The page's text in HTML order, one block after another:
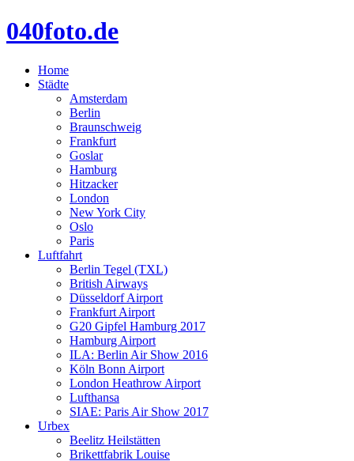
040foto.de
Home
Städte
Amsterdam
Berlin
Braunschweig
Frankfurt
Goslar
Hamburg
Hitzacker
London
New York City
Oslo
Paris
Luftfahrt
Berlin Tegel (TXL)
British Airways
Düsseldorf Airport
Frankfurt Airport
G20 Gipfel Hamburg 2017
Hamburg Airport
ILA: Berlin Air Show 2016
Köln Bonn Airport
London Heathrow Airport
Lufthansa
SIAE: Paris Air Show 2017
Urbex
Beelitz Heilstätten
Brikettfabrik Louise